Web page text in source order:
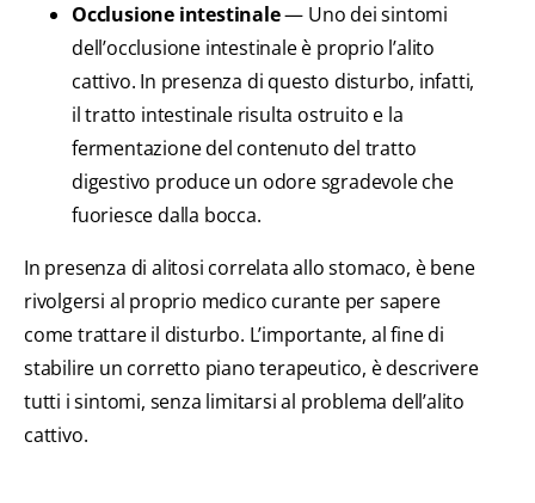
Occlusione intestinale— Uno dei sintomi
dell’occlusione intestinale è proprio l’alito
cattivo. In presenza di questo disturbo, infatti,
il tratto intestinale risulta ostruito e la
fermentazione del contenuto del tratto
digestivo produce un odore sgradevole che
fuoriesce dalla bocca.
In presenza di alitosi correlata allo stomaco, è bene
rivolgersi al proprio medico curante per sapere
come trattare il disturbo. L’importante, al fine di
stabilire un corretto piano terapeutico, è descrivere
tutti i sintomi, senza limitarsi al problema dell’alito
cattivo.